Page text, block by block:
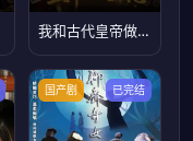
我和古代皇帝做生意
国产剧 已完结